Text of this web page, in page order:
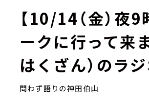
【10/14（金）夜
ークに行って来
はくざん）のラ
問わず語りの神田伯山